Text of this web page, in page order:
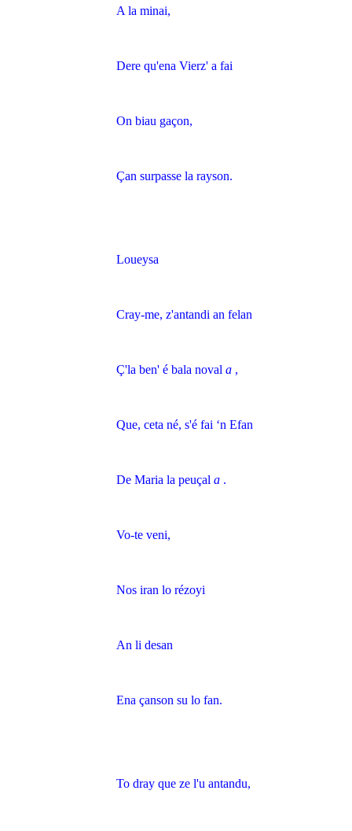
A la minai,
Dere qu'ena Vierz' a fai
On biau gaçon,
Çan surpasse la rayson.
Loueysa
Cray-me, z'antandi an felan
Ç'la ben' é bala noval a ,
Que, ceta né, s'é fai ‘n Efan
De Maria la peuçal a .
Vo-te veni,
Nos iran lo rézoyi
An li desan
Ena çanson su lo fan.
To dray que ze l'u antandu,